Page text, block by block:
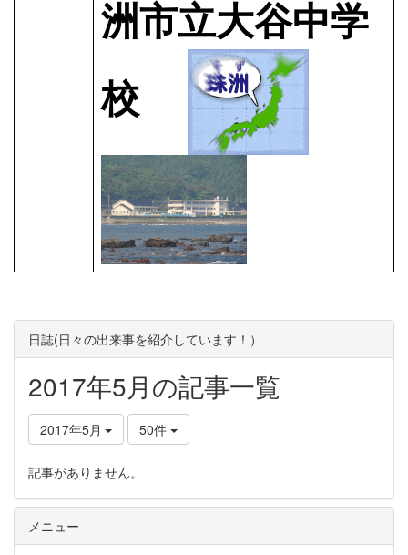
洲市立大谷中学
校
日誌(日々の出来事を紹介しています！）
2017年5月の記事一覧
2017年5月 50件
記事がありません。
メニュー